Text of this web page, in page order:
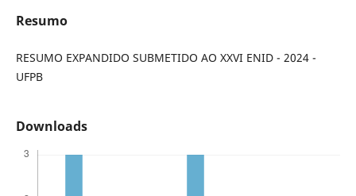
Resumo
RESUMO EXPANDIDO SUBMETIDO AO XXVI ENID - 2024 -
UFPB
Downloads